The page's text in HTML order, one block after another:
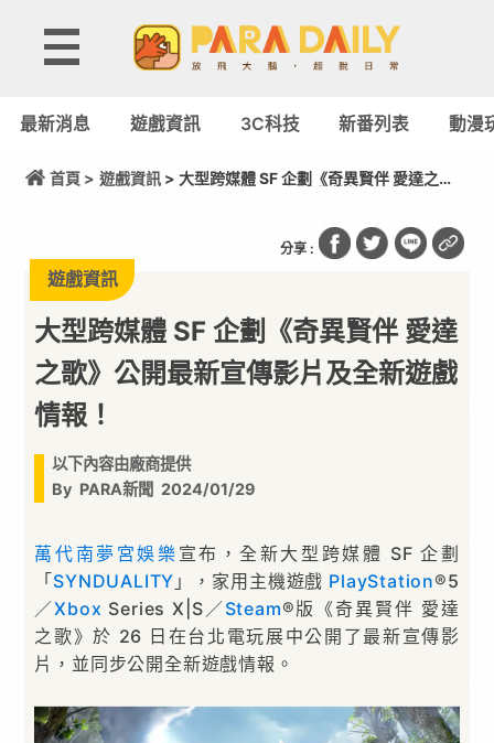
最新消息 遊戲資訊 3C科技 新番列表 動漫
首頁 > 遊戲資訊> 大型跨媒體 SF 企劃《奇異賢伴 愛達之
分享 :
遊戲資訊
大型跨媒體 SF 企劃《奇異賢伴 愛達
之歌》公開最新宣傳影片及全新遊戲
情報！
以下內容由廠商提供
By PARA新聞 2024/01/29
萬代南夢宮娛樂 宣布，全新大型跨媒體 SF 企劃
「SYNDUALITY 」，家用主機遊戲 PlayStation®5
／Xbox Series X|S／Steam®版《奇異賢伴 愛達
之歌》於 26 日在台北電玩展中公開了最新宣傳影
片，並同步公開全新遊戲情報。